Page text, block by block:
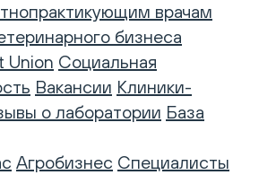
врачам
бизнеса
Union Социальная
Вакансии Клиники-
о лаборатории База
Агробизнес Специалисты